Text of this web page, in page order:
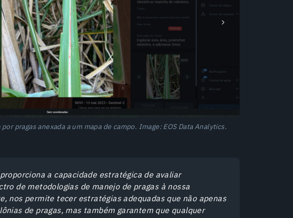
pragas anexada a um mapa de campo. Image: EOS Data Analytics.
proporciona a capacidade estratégica de avaliar
de metodologias de manejo de pragas à nossa
nos permite tecer estratégias adequadas que não apenas
de pragas, mas também garantem que qualquer